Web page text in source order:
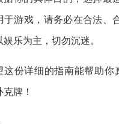
于游戏，请务必在合法、
乐为主，切勿沉迷。
这份详细的指南能帮助你
牌！